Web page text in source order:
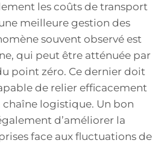
les coûts de transport
meilleure gestion des
souvent observé est
qui peut être atténuée par
point zéro. Ce dernier doit
de relier efficacement
chaîne logistique. Un bon
d’améliorer la
face aux fluctuations de